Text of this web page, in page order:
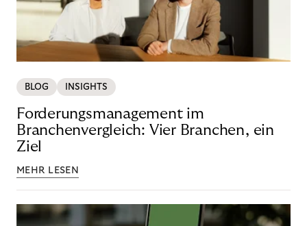
BLOG INSIGHTS
Forderungsmanagement im
Branchenvergleich: Vier Branchen, ein
Ziel
MEHR LESEN